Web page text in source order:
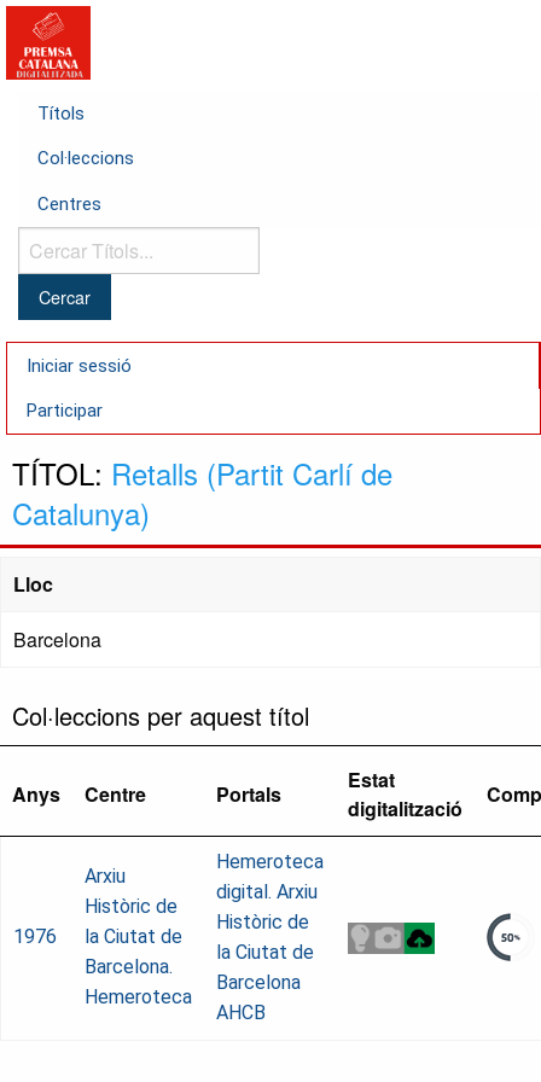
Títols
Col·leccions
Centres
Cercar
Títols...
Iniciar sessió
Participar
TÍTOL: Retalls (Partit Carlí de
Catalunya)
Lloc
Barcelona
Col·leccions per aquest títol
Anys Centre Portals
Estat
digitalització
1976
Arxiu
Històric de
la Ciutat de
Barcelona.
Hemeroteca
Hemeroteca
digital. Arxiu
Històric de
la Ciutat de
Barcelona
AHCB